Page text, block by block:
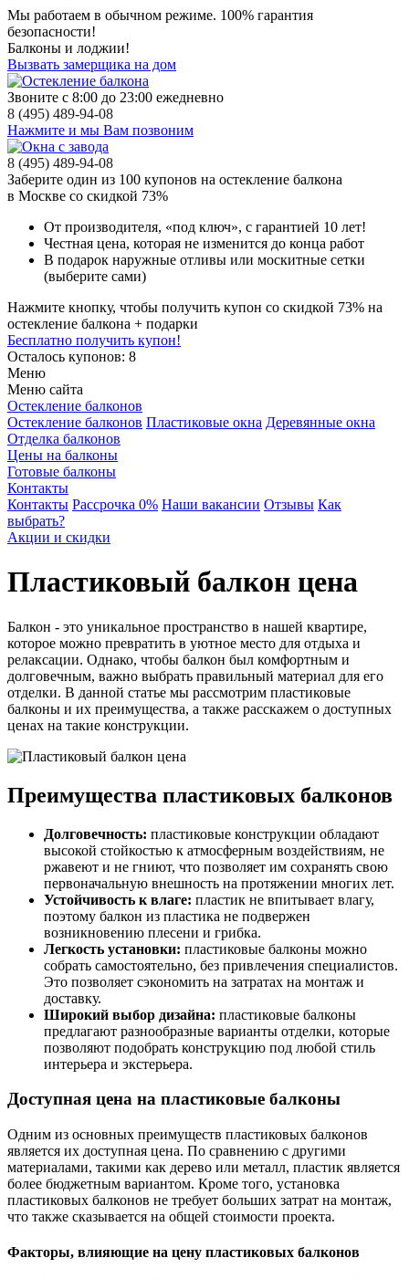
Мы работаем в обычном режиме. 100% гарантия
безопасности!
Балконы и лоджии!
Вызвать замерщика на дом
Звоните с 8:00 до 23:00 ежедневно
8 (495) 489-94-08
Нажмите и мы Вам позвоним
8 (495) 489-94-08
Заберите один из 100 купонов на остекление балкона
в Москве со скидкой 73%
От производителя, «под ключ», с гарантией 10 лет!
Честная цена, которая не изменится до конца работ
В подарок наружные отливы или москитные сетки
(выберите сами)
Нажмите кнопку, чтобы получить купон со скидкой 73% на
остекление балкона + подарки
Бесплатно получить купон!
Осталось купонов: 8
Меню
Меню сайта
Остекление балконов
Остекление балконов Пластиковые окна Деревянные окна
Отделка балконов
Цены на балконы
Готовые балконы
Контакты
Контакты Рассрочка 0% Наши вакансии Отзывы Как
выбрать?
Акции и скидки
Пластиковый балкон цена
Балкон - это уникальное пространство в нашей квартире,
которое можно превратить в уютное место для отдыха и
релаксации. Однако, чтобы балкон был комфортным и
долговечным, важно выбрать правильный материал для его
отделки. В данной статье мы рассмотрим пластиковые
балконы и их преимущества, а также расскажем о доступных
ценах на такие конструкции.
Преимущества пластиковых балконов
Долговечность: пластиковые конструкции обладают
высокой стойкостью к атмосферным воздействиям, не
ржавеют и не гниют, что позволяет им сохранять свою
первоначальную внешность на протяжении многих лет.
Устойчивость к влаге: пластик не впитывает влагу,
поэтому балкон из пластика не подвержен
возникновению плесени и грибка.
Легкость установки: пластиковые балконы можно
собрать самостоятельно, без привлечения специалистов.
Это позволяет сэкономить на затратах на монтаж и
доставку.
Широкий выбор дизайна: пластиковые балконы
предлагают разнообразные варианты отделки, которые
позволяют подобрать конструкцию под любой стиль
интерьера и экстерьера.
Доступная цена на пластиковые балконы
Одним из основных преимуществ пластиковых балконов
является их доступная цена. По сравнению с другими
материалами, такими как дерево или металл, пластик является
более бюджетным вариантом. Кроме того, установка
пластиковых балконов не требует больших затрат на монтаж,
что также сказывается на общей стоимости проекта.
Факторы, влияющие на цену пластиковых балконов